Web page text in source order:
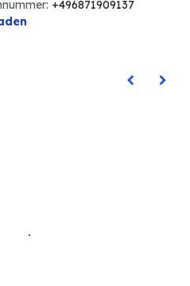
+496871909137